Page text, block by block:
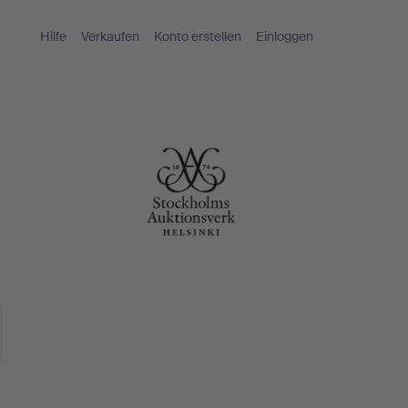
Hilfe Verkaufen Konto erstellen Einloggen